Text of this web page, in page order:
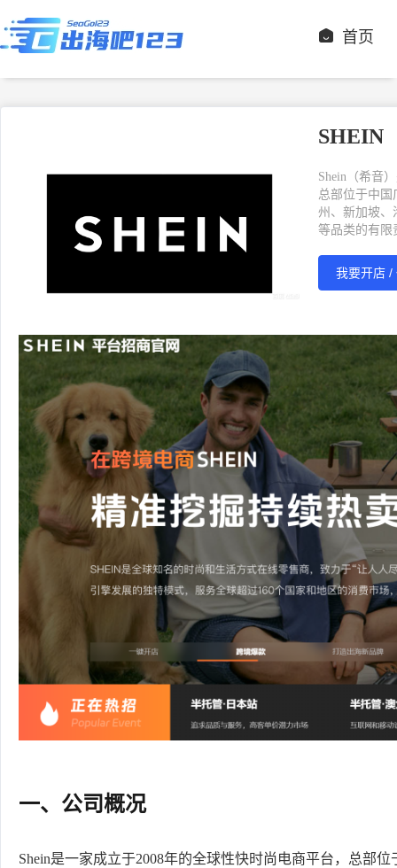
首页
SHEIN
Shein（希音
总部位于中国
州、新加坡、
等品类的有限
我要开店 /
一、公司概况
Shein是一家成立于2008年的全球性快时尚电商平台，总部